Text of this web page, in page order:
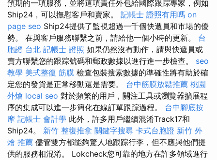
預期的一項服務，並將這項責任外包給國際跟踪專家，例如
Ship24，可以撫慰客戶和賣家。 記帳士 證照有用嗎 on
page seo Ship24提供了監視超過一千個快遞員和市場的優
勢。 在與客戶服務聯繫之前，請給他一個小時的更新。 台
胞證 台北 記帳士 證照 如果仍然沒有動作，請與快遞員或
賣方聯繫您的跟踪號碼和郵政數據以進行進一步檢查。 seo
教學 美式整復 筋膜 檢查包裝搜索數據的準確性將有助於確
定您的發貨是正常移動還是需要。 台中筋膜放鬆推薦 桃園
外燴 local seo 對於頻繁的用戶，關注工具或瀏覽器擴展程
序的集成可以進一步簡化在線訂單跟踪過程。 台中腳底按
摩 記帳士 會計學 此外，許多用戶繼續混淆Track17和
Ship24。 新竹 整復推拿 關鍵字搜尋 卡式台胞證 新竹 外
燴 推薦 儘管雙方都能夠驚人地跟踪行李，但不應與他們提
供的服務相混淆。 Lokcheck您可靠的地方在許多領域進行